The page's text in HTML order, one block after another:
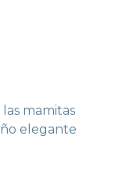
mamitas
elegante